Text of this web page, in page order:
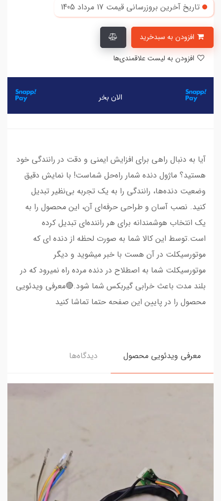
تاریخ آخرین بروزرسانی قیمت 17 مرداد 1405
​​​​آیا به دنبال راهی برای افزایش ایمنی و دقت در رانندگی خود
هستید؟ ماژول دنده شمار راه‌حل شماست! با نمایش دقیق
وضعیت دنده‌ها، رانندگی را به یک تجربه بی‌نظیر تبدیل
کنید. نصب آسان و طراحی حرفه‌ای آن، این محصول را به
یک انتخاب هوشمندانه برای هر راننده‌ای تبدیل کرده
است.توسط این کالا شما به صورت لحظه از دنده ای که
موتورسیکلت در آن هست با خبر میشوید و دیگر
موتورسیکلت شما به اصطلاح در دنده مرده راه نمیرود که در
بلند مدت باعث خرابی گیربکس شما شود.🔴معرفی ویدئویی
محصول را در پایین این صفحه حتما تماشا کنید
معرفی ویدئویی محصول دیدگاه‌ها